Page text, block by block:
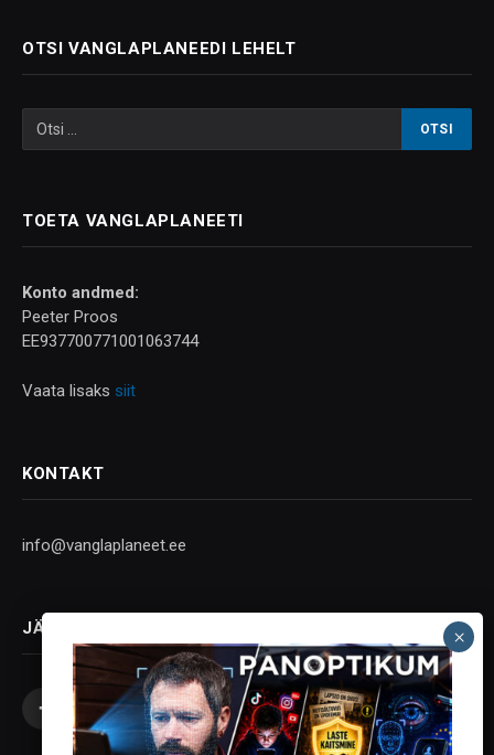
OTSI VANGLAPLANEEDI LEHELT
TOETA VANGLAPLANEETI
Konto andmed:
Peeter Proos
EE937700771001063744
Vaata lisaks siit
KONTAKT
info@vanglaplaneet.ee
JÄLGI SOTSIAALMEEDIAS
Facebook
X
(Twitter)
InstagramYouTubeTelegram